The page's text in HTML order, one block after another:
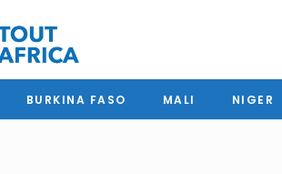
BURKINA FASO MALI NIGER